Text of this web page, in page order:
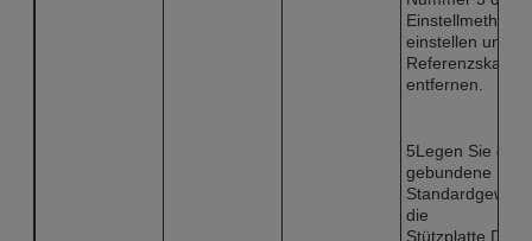
Einstellmethode
einstellen und
Referenzskala
entfernen.
5Legen Sie das
gebundene
die